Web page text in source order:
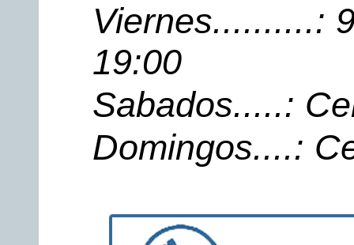
Viernes..........:
19:00
Sabados.....:
Domingos....: